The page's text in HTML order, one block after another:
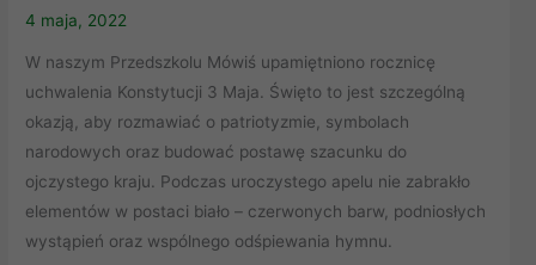
4 maja, 2022
W naszym Przedszkolu Mówiś upamiętniono rocznicę
uchwalenia Konstytucji 3 Maja. Święto to jest szczególną
okazją, aby rozmawiać o patriotyzmie, symbolach
narodowych oraz budować postawę szacunku do
ojczystego kraju. Podczas uroczystego apelu nie zabrakło
elementów w postaci biało – czerwonych barw, podniosłych
wystąpień oraz wspólnego odśpiewania hymnu.